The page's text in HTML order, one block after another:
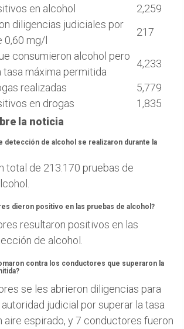
en alcohol
2,259
diligencias judiciales por
0,60 mg/l
217
consumieron alcohol pero
tasa máxima permitida
4,233
realizadas
5,779
en drogas
1,835
la noticia
detección de alcohol se realizaron durante la
total de 213.170 pruebas de
dieron positivo en las pruebas de alcohol?
resultaron positivos en las
de alcohol.
contra los conductores que superaron la
se les abrieron diligencias para
judicial por superar la tasa
aire espirado, y 7 conductores fueron